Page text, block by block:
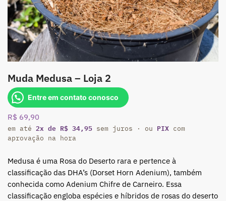
Muda Medusa – Loja 2
Entre em contato conosco
R$ 69,90
em até 2x de R$ 34,95 sem juros · ou PIX com
aprovação na hora
Medusa é uma Rosa do Deserto rara e pertence à
classificação das DHA’s (Dorset Horn Adenium), também
conhecida como Adenium Chifre de Carneiro. Essa
classificação engloba espécies e híbridos de rosas do deserto